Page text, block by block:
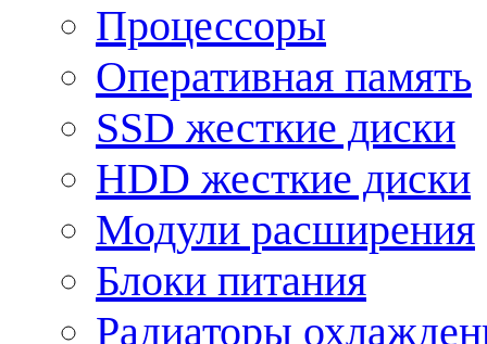
Процессоры
Оперативная память
SSD жесткие диски
HDD жесткие диски
Модули расширения
Блоки питания
Радиаторы